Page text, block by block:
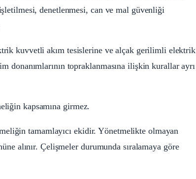
denetlenmesi, can ve mal güvenliği
kuvvetli akım tesislerine ve alçak gerilimli elektrik
topraklanmasına ilişkin kurallar ayrı
kapsamına girmez.
tamamlayıcı ekidir. Yönetmelikte olmayan
alınır. Çelişmeler durumunda sıralamaya göre